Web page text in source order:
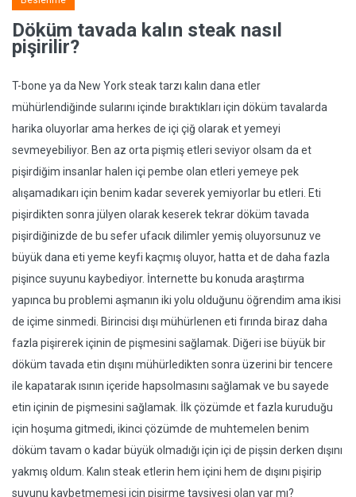
Döküm tavada kalın steak nasıl
pişirilir?
T-bone ya da New York steak tarzı kalın dana etler
mühürlendiğinde sularını içinde bıraktıkları için döküm tavalarda
harika oluyorlar ama herkes de içi çiğ olarak et yemeyi
sevmeyebiliyor. Ben az orta pişmiş etleri seviyor olsam da et
pişirdiğim insanlar halen içi pembe olan etleri yemeye pek
alışamadıkarı için benim kadar severek yemiyorlar bu etleri. Eti
pişirdikten sonra jülyen olarak keserek tekrar döküm tavada
pişirdiğinizde de bu sefer ufacık dilimler yemiş oluyorsunuz ve
büyük dana eti yeme keyfi kaçmış oluyor, hatta et de daha fazla
pişince suyunu kaybediyor. İnternette bu konuda araştırma
yapınca bu problemi aşmanın iki yolu olduğunu öğrendim ama ikisi
de içime sinmedi. Birincisi dışı mühürlenen eti fırında biraz daha
fazla pişirerek içinin de pişmesini sağlamak. Diğeri ise büyük bir
döküm tavada etin dışını mühürledikten sonra üzerini bir tencere
ile kapatarak ısının içeride hapsolmasını sağlamak ve bu sayede
etin içinin de pişmesini sağlamak. İlk çözümde et fazla kuruduğu
için hoşuma gitmedi, ikinci çözümde de muhtemelen benim
döküm tavam o kadar büyük olmadığı için içi de pişsin derken dışını
yakmış oldum. Kalın steak etlerin hem içini hem de dışını pişirip
suyunu kaybetmemesi için pişirme tavsiyesi olan var mı?